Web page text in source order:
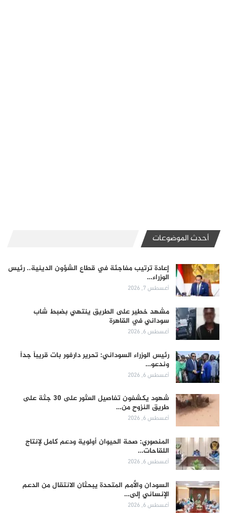
أحدث الموضوعات
إعادة ترتيب مفاجئة في قطاع الشؤون الدينية.. رئيس
الوزراء…
أغسطس 7, 2026
مشهد خطير على الطريق ينتهي بضبط شاب
سوداني في القاهرة
أغسطس 6, 2026
رئيس الوزراء السوداني: تحرير دارفور بات قريباً جداً
وندعو…
أغسطس 6, 2026
شهود يكشفون تفاصيل العثور على 30 جثة على
طريق النزوح من…
أغسطس 6, 2026
المنصوري: صحة الحيوان أولوية ودعم كامل لإنتاج
اللقاحات…
أغسطس 6, 2026
السودان والأمم المتحدة يبحثان الانتقال من الدعم
الإنساني إلى…
أغسطس 6, 2026